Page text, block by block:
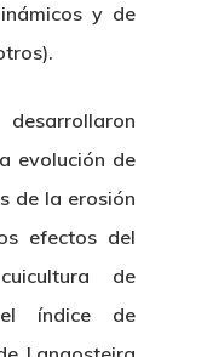
y de
evolución de
de la erosión
efectos del
de
índice de